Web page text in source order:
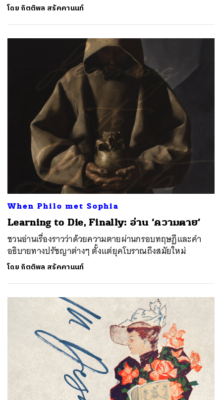
โดย กิตติพล สรัคคานนท์
When Philo met Sophia
Learning to Die, Finally: อ่าน ‘ความตาย’
ชวนอ่านเรื่องราวว่าด้วยความตายผ่านกรอบทฤษฎีและคำ
อธิบายทางปรัชญาต่างๆ ตั้งแต่ยุคโบราณถึงสมัยใหม่
โดย กิตติพล สรัคคานนท์